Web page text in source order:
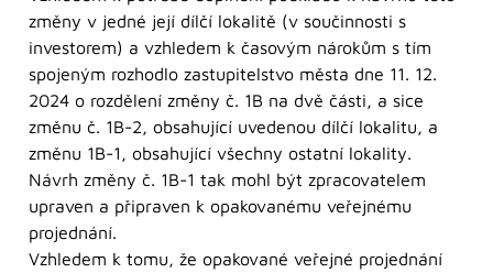
změny v jedné její dílčí lokalitě (v součinnosti s
investorem) a vzhledem k časovým nárokům s tím
spojeným rozhodlo zastupitelstvo města dne 11. 12.
2024 o rozdělení změny č. 1B na dvě části, a sice
změnu č. 1B-2, obsahující uvedenou dílčí lokalitu, a
změnu 1B-1, obsahující všechny ostatní lokality.
Návrh změny č. 1B-1 tak mohl být zpracovatelem
upraven a připraven k opakovanému veřejnému
projednání.
Vzhledem k tomu, že opakované veřejné projednání